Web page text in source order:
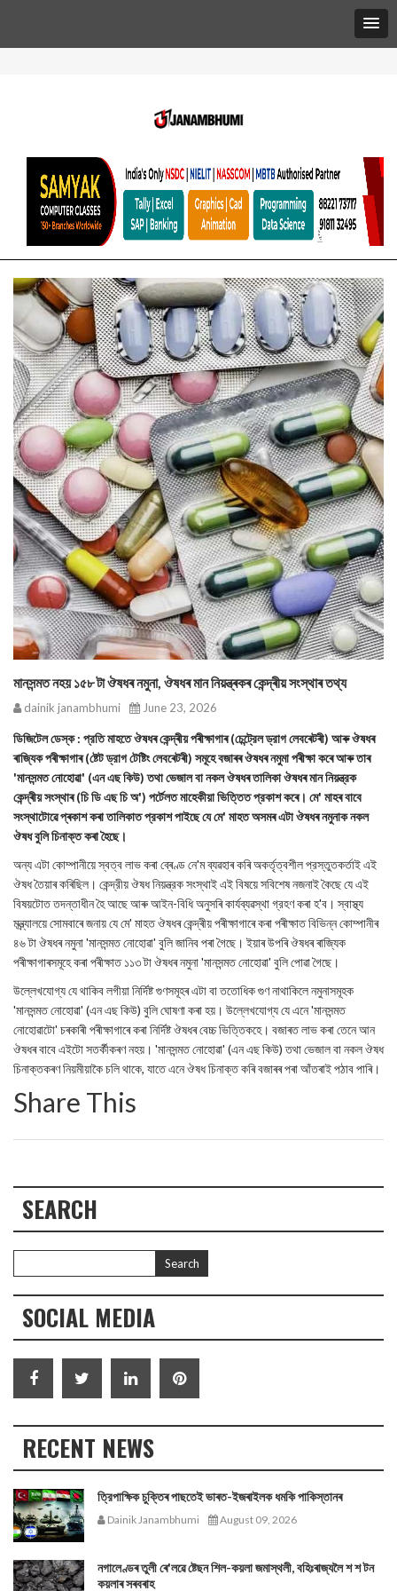
মানসন্মত নহয় ১৫৮ টা ঔষধৰ নমুনা, ঔষধৰ মান নিয়ন্ত্ৰকৰ কেন্দ্ৰীয় সংস্থাৰ তথ্য
dainik janambhumi June 23, 2026
ডিজিটেল ডেস্ক : প্রতি মাহতে ঔষধৰ কেন্দ্ৰীয় পৰীক্ষাগাৰ (চেন্ট্রেল ড্রাগ লেবৰেটৰী) আৰু ঔষধৰ
ৰাজ্যিক পৰীক্ষাগাৰ (ষ্টেট ড্রাগ টেষ্টিং লেবৰেটৰী) সমূহে বজাৰৰ ঔষধৰ নমুমা পৰীক্ষা কৰে আৰু তাৰ
'মানসন্মত নোহোৱা' (এন এছ কিউ) তথা ভেজাল বা নকল ঔষধৰ তালিকা ঔষধৰ মান নিয়ন্ত্রক
কেন্দ্ৰীয় সংস্থাৰ (চি ডি এছ চি অ') পর্টেলত মাহেকীয়া ভিত্তিত প্রকাশ কৰে। মে' মাহৰ বাবে
সংস্থাটোৱে প্ৰকাশ কৰা তালিকাত প্রকাশ পাইছে যে মে' মাহত অসমৰ এটা ঔষধৰ নমুনাক নকল
ঔষধ বুলি চিনাক্ত কৰা হৈছে।
অন্য এটা কোম্পানীয়ে স্বত্ব লাভ কৰা ব্ৰেণ্ড নে'ম ব্যৱহাৰ কৰি অকর্তৃত্বশীল প্রস্তুতকর্তাই এই
ঔষধ তৈয়াৰ কৰিছিল। কেন্দ্রীয় ঔষধ নিয়ন্ত্রক সংস্থাই এই বিষয়ে সবিশেষ নজনাই কৈছে যে এই
বিষয়টোত তদন্তাধীন হৈ আছে আৰু আইন-বিধি অনুসৰি কাৰ্যব্যৱস্থা গ্রহণ কৰা হ'ব। স্বাস্থ্য
মন্ত্ৰ্যালয়ে সোমবাৰে জনায় যে মে' মাহত ঔষধৰ কেন্দ্ৰীয় পৰীক্ষাগাৰে কৰা পৰীক্ষাত বিভিন্ন কোম্পানীৰ
৪৬ টা ঔষধৰ নমুনা 'মানসন্মত নোহোৱা' বুলি জানিব পৰা গৈছে। ইয়াৰ উপৰি ঔষধৰ ৰাজ্যিক
পৰীক্ষাগাৰসমূহে কৰা পৰীক্ষাত ১১৩ টা ঔষধৰ নমুনা 'মানসন্মত নোহোৱা' বুলি পোৱা গৈছে।
উল্লেখযোগ্য যে থাকিব লগীয়া নির্দিষ্ট গুণসমূহৰ এটা বা ততোধিক গুণ নাথাকিলে নমুনাসমূহক
'মানসন্মত নোহোৱা' (এন এছ কিউ) বুলি ঘোষণা কৰা হয়। উল্লেখযোগ্য যে এনে 'মানসন্মত
নোহোৱাটো' চৰকাৰী পৰীক্ষাগাৰে কৰা নিৰ্দিষ্ট ঔষধৰ বেচ্চ ভিত্তিকহে। বজাৰত লাভ কৰা তেনে আন
ঔষধৰ বাবে এইটো সতৰ্কীকৰণ নহয়। 'মানসন্মত নোহোৱা' (এন এছ কিউ) তথা ভেজাল বা নকল ঔষধ
চিনাক্তকৰণ নিয়মীয়াকৈ চলি থাকে, যাতে এনে ঔষধ চিনাক্ত কৰি বজাৰৰ পৰা আঁতৰাই পঠাব পাৰি।
Share This
SEARCH
SOCIAL MEDIA
RECENT NEWS
ত্রিপাক্ষিক চুক্তিৰ পাছতেই ভাৰত-ইজৰাইলক ধমকি পাকিস্তানৰ
Dainik Janambhumi August 09, 2026
নগালেণ্ডৰ তুলী ৰে'লৱে ষ্টেছন শিল-কয়লা জমাস্থলী, বহিঃৰাজ্যলৈ শ শ টন
কয়লাৰ সৰবৰাহ